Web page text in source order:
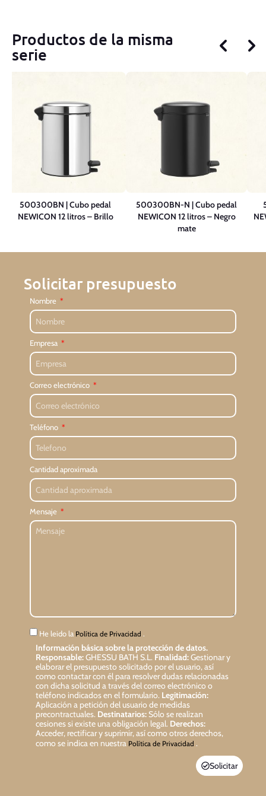
Productos de la misma
serie
500300BN | Cubo pedal
NEWICON 12 litros – Brillo
500300BN-N | Cubo pedal
NEWICON 12 litros – Negro
mate
Solicitar presupuesto
Nombre
Empresa
Correo electrónico
Teléfono
Cantidad aproximada
Mensaje
He leido la Política de Privacidad .
Información básica sobre la protección de datos.
Responsable:GHESSU BATH S.L. Finalidad:Gestionar y
elaborar el presupuesto solicitado por el usuario, así
como contactar con él para resolver dudas relacionadas
con dicha solicitud a través del correo electrónico o
teléfono indicados en el formulario. Legitimación:
Aplicación a petición del usuario de medidas
precontractuales. Destinatarios:Sólo se realizan
cesiones si existe una obligación legal. Derechos:
Acceder, rectificar y suprimir, así como otros derechos,
como se indica en nuestra Política de Privacidad .
Solicitar